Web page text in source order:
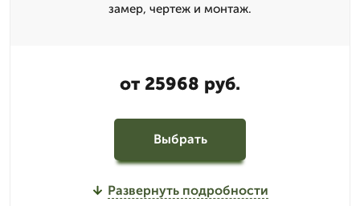
замер, чертеж и монтаж.
от 25968 руб.
Выбрать
Развернуть подробности